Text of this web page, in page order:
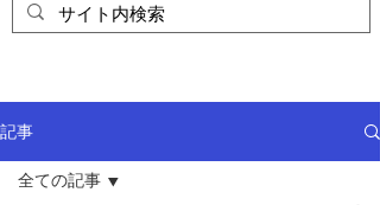
記事
全ての記事